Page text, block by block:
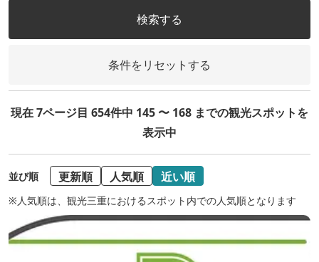
検索する
条件をリセットする
現在 7ページ目 654件中 145 〜 168 までの観光スポットを
表示中
並び順 更新順 人気順 近い順
※人気順は、観光三重におけるスポット内での人気順となります